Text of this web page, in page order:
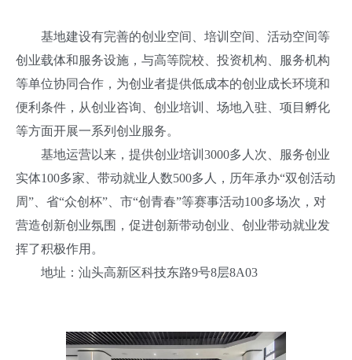
基地建设有完善的创业空间、培训空间、活动空间等
创业载体和服务设施，与高等院校、投资机构、服务机构
等单位协同合作，为创业者提供低成本的创业成长环境和
便利条件，从创业咨询、创业培训、场地入驻、项目孵化
等方面开展一系列创业服务。
基地运营以来，提供创业培训3000多人次、服务创业
实体100多家、带动就业人数500多人，历年承办“双创活动
周”、省“众创杯”、市“创青春”等赛事活动100多场次，对
营造创新创业氛围，促进创新带动创业、创业带动就业发
挥了积极作用。
地址：汕头高新区科技东路9号8层8A03